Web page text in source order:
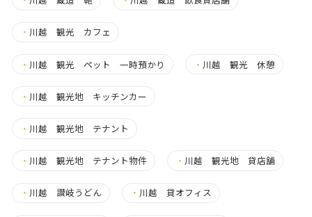
・ 川越 観光 カフェ
・ 川越 観光 ペット 一時預かり ・ 川越 観光 休憩
・ 川越 観光地 キッチンカー
・ 川越 観光地 テナント
・ 川越 観光地 テナント物件 ・ 川越 観光地 貸店舗
・ 川越 讃岐うどん ・ 川越 貸オフィス